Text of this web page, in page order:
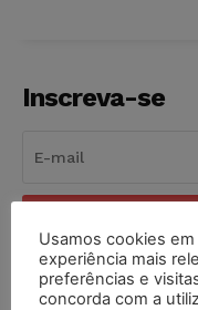
Inscreva-se
Li e aceito a Política
Usamos cookies
experiência mais
preferências e
concorda com a